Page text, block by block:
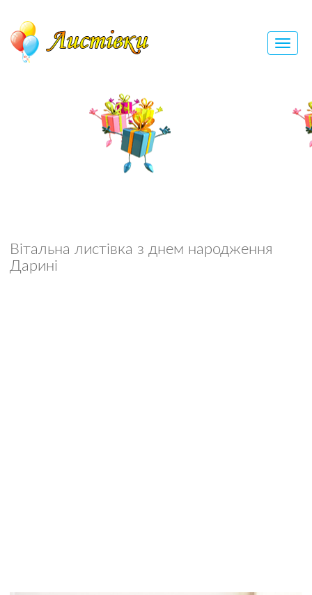
Вітальна листівка з днем народження
Дарині